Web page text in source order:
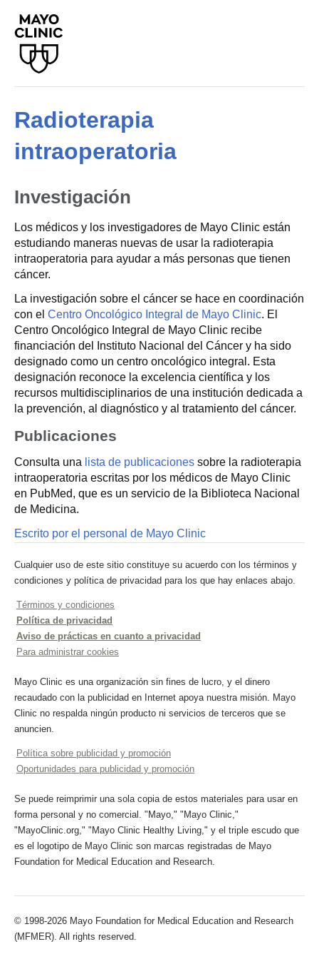
Radioterapia
intraoperatoria
Investigación
Los médicos y los investigadores de Mayo Clinic están
estudiando maneras nuevas de usar la radioterapia
intraoperatoria para ayudar a más personas que tienen
cáncer.
La investigación sobre el cáncer se hace en coordinación
con el Centro Oncológico Integral de Mayo Clinic. El
Centro Oncológico Integral de Mayo Clinic recibe
financiación del Instituto Nacional del Cáncer y ha sido
designado como un centro oncológico integral. Esta
designación reconoce la excelencia científica y los
recursos multidisciplinarios de una institución dedicada a
la prevención, al diagnóstico y al tratamiento del cáncer.
Publicaciones
Consulta una lista de publicaciones sobre la radioterapia
intraoperatoria escritas por los médicos de Mayo Clinic
en PubMed, que es un servicio de la Biblioteca Nacional
de Medicina.
Escrito por el personal de Mayo Clinic
Cualquier uso de este sitio constituye su acuerdo con los términos y
condiciones y política de privacidad para los que hay enlaces abajo.
Términos y condiciones
Política de privacidad
Aviso de prácticas en cuanto a privacidad
Para administrar cookies
Mayo Clinic es una organización sin fines de lucro, y el dinero
recaudado con la publicidad en Internet apoya nuestra misión. Mayo
Clinic no respalda ningún producto ni servicios de terceros que se
anuncien.
Política sobre publicidad y promoción
Oportunidades para publicidad y promoción
Se puede reimprimir una sola copia de estos materiales para usar en
forma personal y no comercial. "Mayo," "Mayo Clinic,"
"MayoClinic.org," "Mayo Clinic Healthy Living," y el triple escudo que
es el logotipo de Mayo Clinic son marcas registradas de Mayo
Foundation for Medical Education and Research.
© 1998-2026 Mayo Foundation for Medical Education and Research
(MFMER). All rights reserved.